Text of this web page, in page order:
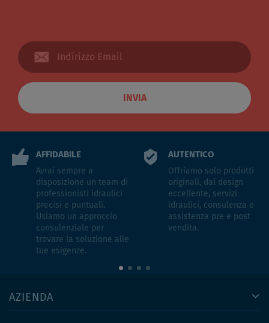
INVIA
AFFIDABILE
Avrai sempre a
disposizione un team di
professionisti idraulici
precisi e puntuali.
Usiamo un approccio
consulenziale per
trovare la soluzione alle
tue esigenze.
AUTENTICO
Offriamo solo prodotti
originali, dal design
eccellente, servizi
idraulici, consulenza e
assistenza pre e post
vendita.
AZIENDA